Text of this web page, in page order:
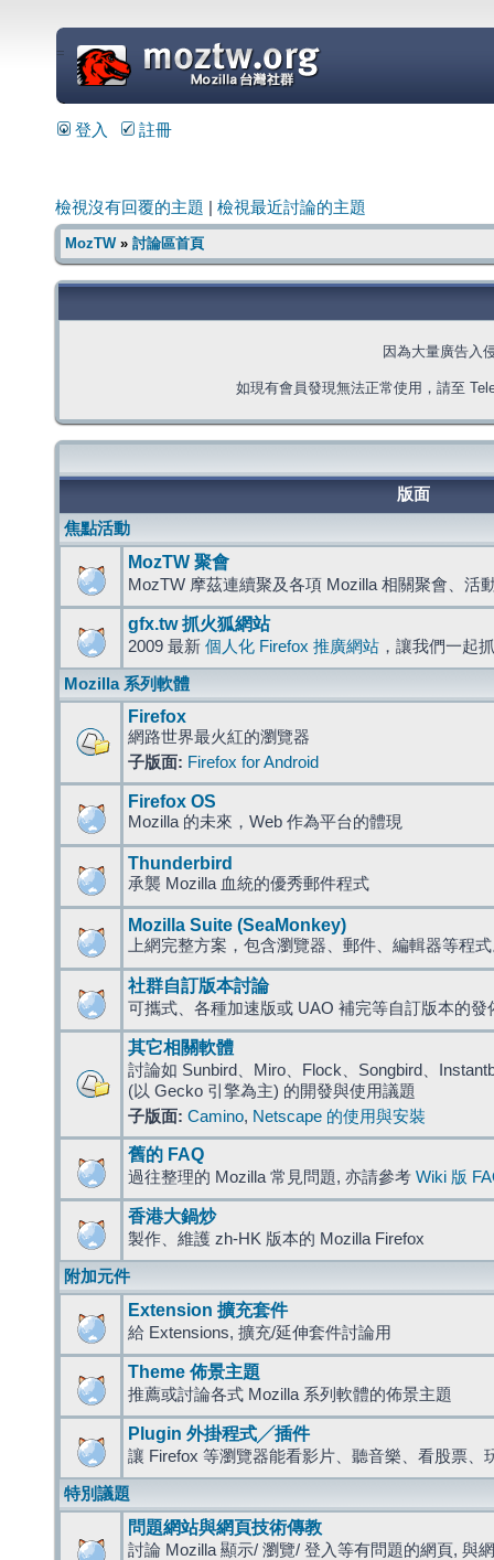
=
登入 註冊
檢視沒有回覆的主題 檢視最近討論的主題
MozTW» 討論區首頁
因為大量廣告入
如現有會員發現無法正常使用，請至
版面
焦點活動
MozTW 聚會
MozTW 摩茲連續聚及各項 Mozilla 相關聚會、活
gfx.tw 抓火狐網站
2009 最新 個人化 Firefox 推廣網站 ，讓我們一起
Mozilla 系列軟體
Firefox
網路世界最火紅的瀏覽器
子版面: Firefox for Android
Firefox OS
Mozilla 的未來，Web 作為平台的體現
Thunderbird
承襲 Mozilla 血統的優秀郵件程式
Mozilla Suite (SeaMonkey)
上網完整方案，包含瀏覽器、郵件、編輯器等程
社群自訂版本討論
可攜式、各種加速版或 UAO 補完等自訂版本的發
其它相關軟體
討論如 Sunbird、Miro、Flock、Songbird、
(以 Gecko 引擎為主) 的開發與使用議題
子版面: Camino, Netscape 的使用與安裝
舊的 FAQ
過往整理的 Mozilla 常見問題, 亦請參考 Wiki 版
香港大鍋炒
製作、維護 zh-HK 版本的 Mozilla Firefox
附加元件
Extension 擴充套件
給 Extensions, 擴充/延伸套件討論用
Theme 佈景主題
推薦或討論各式 Mozilla 系列軟體的佈景主題
Plugin 外掛程式╱插件
讓 Firefox 等瀏覽器能看影片、聽音樂、看股票、
特別議題
問題網站與網頁技術傳教
討論 Mozilla 顯示/ 瀏覽/ 登入等有問題的網頁, 與